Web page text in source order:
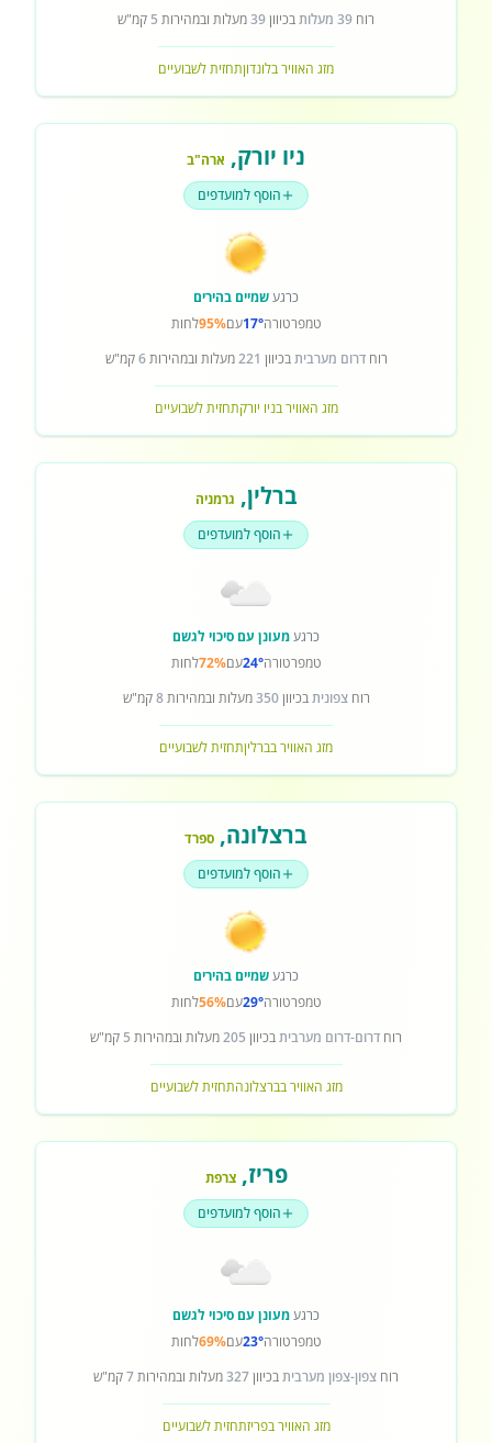
רוח 39 מעלות בכיוון39מעלות ובמהירות 5 קמ"ש
מזג האוויר בלונדוןתחזית לשבועיים
ניו יורק, ארה"ב
הוסף למועדפים
כרגעשמיים בהירים
טמפרטורה17°עם95%לחות
רוחדרום מערביתבכיוון 221מעלות ובמהירות6קמ"ש
מזג האוויר בניו יורקתחזית לשבועיים
ברלין, גרמניה
הוסף למועדפים
כרגעמעונן עם סיכוי לגשם
טמפרטורה24°עם72%לחות
רוחצפוניתבכיוון350מעלות ובמהירות8קמ"ש
מזג האוויר בברליןתחזית לשבועיים
ברצלונה, ספרד
הוסף למועדפים
כרגעשמיים בהירים
טמפרטורה29°עם56%לחות
רוח דרום-דרום מערביתבכיוון 205מעלות ובמהירות 5 קמ"ש
מזג האוויר בברצלונהתחזית לשבועיים
פריז,צרפת
הוסף למועדפים
כרגעמעונן עם סיכוי לגשם
טמפרטורה23°עם69%לחות
רוח צפון-צפון מערביתבכיוון327מעלות ובמהירות7קמ"ש
מזג האוויר בפריזתחזית לשבועיים